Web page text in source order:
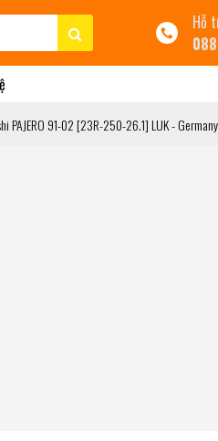
Hỗ
PAJERO 91-02 [23R-250-26.1] LUK - Germany